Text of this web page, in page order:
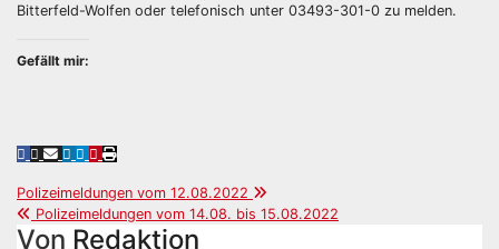
Bitterfeld-Wolfen oder telefonisch unter 03493-301-0 zu melden.
Gefällt mir:
Beitragsnavigation
Polizeimeldungen vom 12.08.2022
Polizeimeldungen vom 14.08. bis 15.08.2022
Von Redaktion